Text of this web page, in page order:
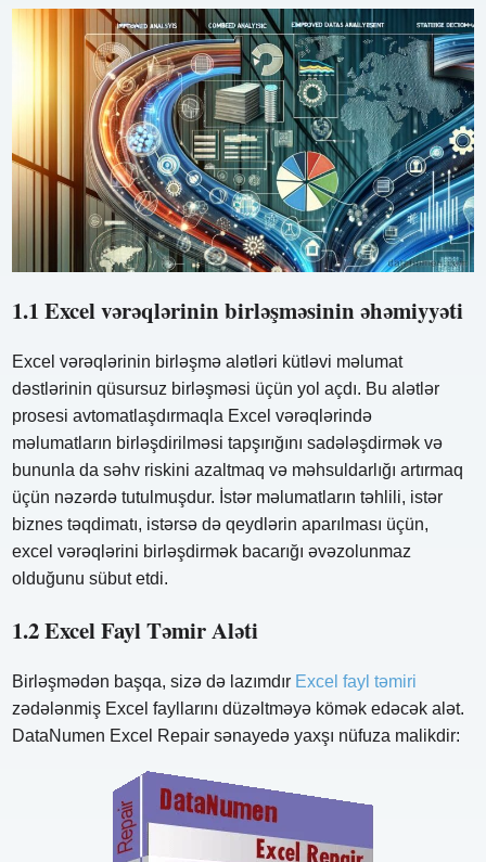
1.1 Excel vərəqlərinin birləşməsinin əhəmiyyəti
Excel vərəqlərinin birləşmə alətləri kütləvi məlumat
dəstlərinin qüsursuz birləşməsi üçün yol açdı. Bu alətlər
prosesi avtomatlaşdırmaqla Excel vərəqlərində
məlumatların birləşdirilməsi tapşırığını sadələşdirmək və
bununla da səhv riskini azaltmaq və məhsuldarlığı artırmaq
üçün nəzərdə tutulmuşdur. İstər məlumatların təhlili, istər
biznes təqdimatı, istərsə də qeydlərin aparılması üçün,
excel vərəqlərini birləşdirmək bacarığı əvəzolunmaz
olduğunu sübut etdi.
1.2 Excel Fayl Təmir Aləti
Birləşmədən başqa, sizə də lazımdır Excel fayl təmiri
zədələnmiş Excel fayllarını düzəltməyə kömək edəcək alət.
DataNumen Excel Repair sənayedə yaxşı nüfuza malikdir: